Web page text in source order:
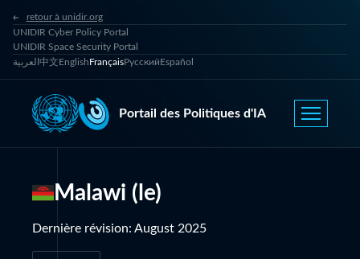
retour à unidir.org
UNIDIR Cyber Policy Portal
UNIDIR Space Security Portal
العربية 中文EnglishFrançaisРусскийEspañol
Portail des Politiques d'IA
Malawi (le)
Dernière révision: August 2025